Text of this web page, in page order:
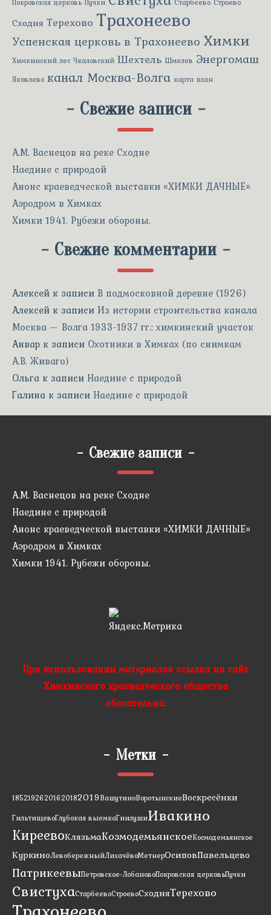
Покровская церковь Пучки Старбеево Строево
Сходня Терехово Трахонеево
Успенская церковь в Трахонеево Химки
Химкинский лес Чкаловский Шехтель Шмелев Энергомаш
Яковлево канал Москва-Волга карта план
- Свежие записи -
А.М. Васнецов на реке Сходне
Наедине с природой
Анонс краеведческой выставки «ХИМКИ ДАЧНЫЕ»
Аэродром в Химках
Химки 1941. Рубежи обороны.
- Свежие комментарии -
Алексей к записи В подмосковной деревне (1926)
Алексей к записи Из истории строительства канала
Москва — Волга 1933-1937 гг.: химкинский участок
Анвар к записи Охотники в Химках (по снимкам
А.В. Живаго)
Ольга к записи Наедине с природой
Галина к записи Наедине с природой
- Свежие записи -
А.М. Васнецов на реке Сходне
Наедине с природой
Анонс краеведческой выставки «ХИМКИ ДАЧНЫЕ»
Аэродром в Химках
Химки 1941. Рубежи обороны.
При использовании материалов ссылка на сайт
Химкинского краеведческого общества
обязательна.
- Метки -
18521926201620182019ВашутиноВоротынскиеВоскресёнки
ГильтищевоГлубокая выемкаГнилушиИвакино
КиреевоКлязьмаКозмодемьянскоеКосмодемьянское
КуркиноЛевобережныйЛихачёвоМетнерОсиповПавельцево
ПатрикеевыПетровское-ЛобановоПокровская церковьПучки
СвистухаСтарбеевоСтроевоСходняТерехово